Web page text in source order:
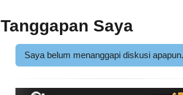
Tanggapan Saya
Saya belum menanggapi diskusi apapun.